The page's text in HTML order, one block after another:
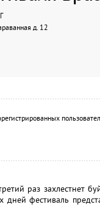
д. 12
раз захлестнет
дней фестиваль